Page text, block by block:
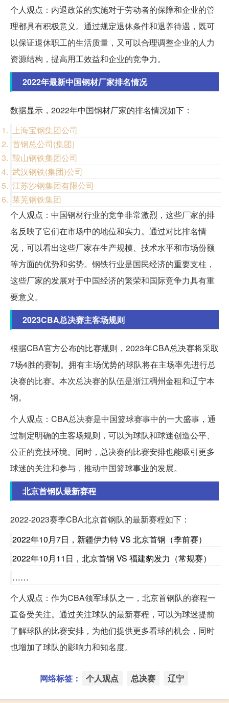
个人观点：内退政策的实施对于劳动者的保障和企业的管
理都具有积极意义。通过规定退休条件和退养待遇，既可
以保证退休职工的生活质量，又可以合理调整企业的人力
资源结构，提高用工效益和企业的竞争力。
2022年最新中国钢材厂家排名情况
数据显示，2022年中国钢材厂家的排名情况如下：
上海宝钢集团公司
首钢总公司(集团)
鞍山钢铁集团公司
武汉钢铁(集团)公司
江苏沙钢集团有限公司
莱芜钢铁集团
个人观点：中国钢材行业的竞争非常激烈，这些厂家的排
名反映了它们在市场中的地位和实力。通过对比排名情
况，可以看出这些厂家在生产规模、技术水平和市场份额
等方面的优势和劣势。钢铁行业是国民经济的重要支柱，
这些厂家的发展对于中国经济的繁荣和国际竞争力具有重
要意义。
2023CBA总决赛主客场规则
根据CBA官方公布的比赛规则，2023年CBA总决赛将采取
7场4胜的赛制。拥有主场优势的球队将在主场率先进行总
决赛的比赛。本次总决赛的队伍是浙江稠州金租和辽宁本
钢。
个人观点：CBA总决赛是中国篮球赛事中的一大盛事，通
过制定明确的主客场规则，可以为球队和球迷创造公平、
公正的竞技环境。同时，总决赛的比赛安排也能吸引更多
球迷的关注和参与，推动中国篮球事业的发展。
北京首钢队最新赛程
2022-2023赛季CBA北京首钢队的最新赛程如下：
2022年10月7日，新疆伊力特 VS 北京首钢（季前赛）
2022年10月11日，北京首钢 VS 福建豹发力（常规赛）
……
个人观点：作为CBA领军球队之一，北京首钢队的赛程一
直备受关注。通过关注球队的最新赛程，可以为球迷提前
了解球队的比赛安排，为他们提供更多看球的机会，同时
也增加了球队的影响力和知名度。
网络标签： 个人观点 总决赛 辽宁